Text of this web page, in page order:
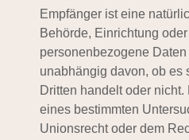
Empfänger ist eine
Behörde, Einrichtung
personenbezogene
unabhängig davon, ob es
Dritten handelt oder
eines bestimmten
Unionsrecht oder dem